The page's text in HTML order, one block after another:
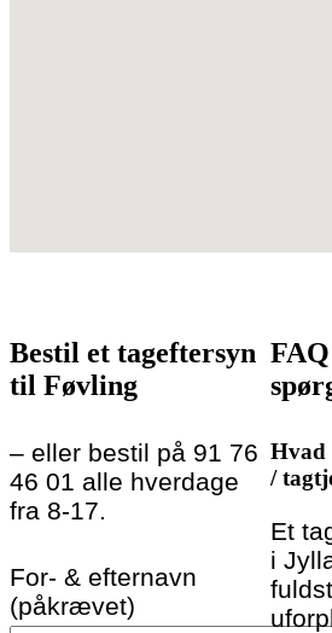
Bestil et tageftersyn
til Føvling
– eller bestil på 91 76
46 01 alle hverdage
fra 8-17.
For- & efternavn
(påkrævet)
Hvad
/
Et
i